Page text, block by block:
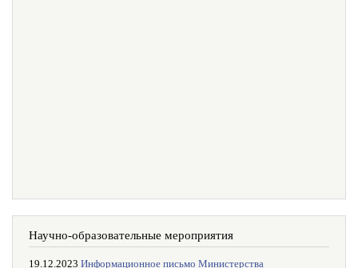
Научно-образовательные мероприятия
19.12.2023 Информационное письмо Министерства